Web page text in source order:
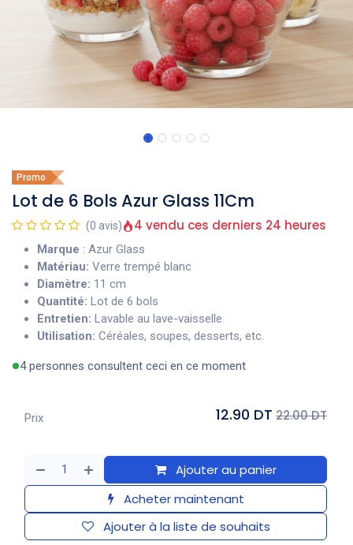
Promo
Lot de 6 Bols Azur Glass 11Cm
(0 avis) 4 vendu ces derniers 24 heures
Marque : Azur Glass
Matériau: Verre trempé blanc
Diamètre: 11 cm
Quantité: Lot de 6 bols
Entretien: Lavable au lave-vaisselle
Utilisation: Céréales, soupes, desserts, etc.
4 personnes consultent ceci en ce moment
Ajouter au panier
Acheter maintenant
Ajouter à la liste de souhaits
Prix 12.90 DT 22.00 DT